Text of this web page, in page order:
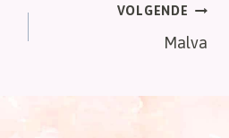
VOLGENDE
Malva